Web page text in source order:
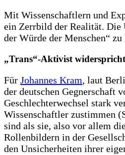
Mit Wissenschaftlern und
ein Zerrbild der Realität. Die
der Würde der Menschen“ zu
„Trans“-Aktivist widerspricht
Für Johannes Kram, laut
der deutschen Gegnerschaft
Geschlechterwechsel stark
Wissenschaftler zustimmen
sind als sie, also vor allem
Rollenbildern in der
den Unsicherheiten ihrer